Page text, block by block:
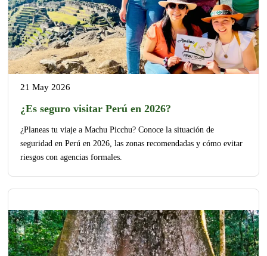
21 May 2026
¿Es seguro visitar Perú en 2026?
¿Planeas tu viaje a Machu Picchu? Conoce la situación de
seguridad en Perú en 2026, las zonas recomendadas y cómo evitar
riesgos con agencias formales.